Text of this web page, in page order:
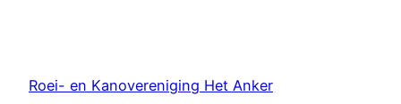
Roei- en Kanovereniging Het Anker